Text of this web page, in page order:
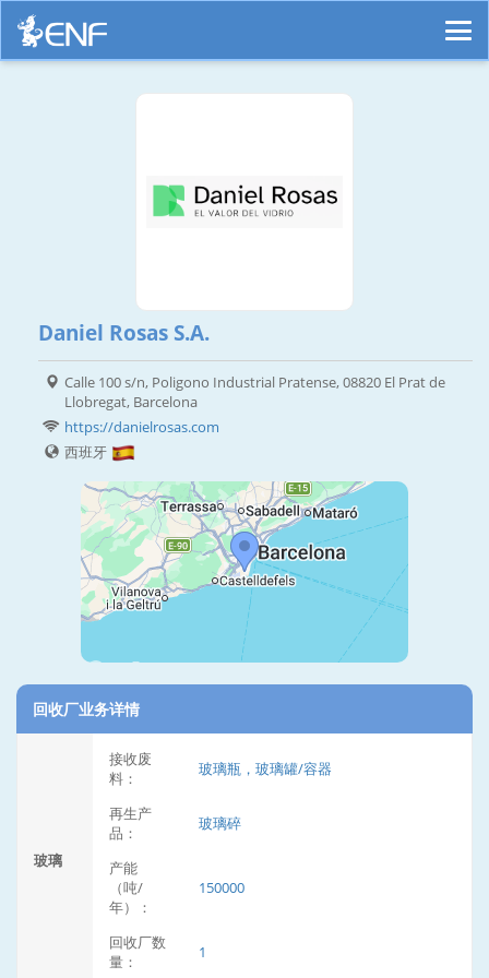
Daniel Rosas S.A.
Calle 100 s/n, Poligono Industrial Pratense, 08820 El Prat de
Llobregat, Barcelona
https://danielrosas.com
西班牙
回收厂业务详情
玻璃
接收废
料：
玻璃瓶，玻璃罐/容器
再生产
品：
玻璃碎
产能
（吨/
年）：
150000
回收厂数
量：
1